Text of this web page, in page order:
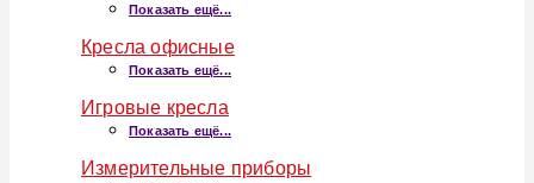
Показать ещё...
Кресла офисные
Показать ещё...
Игровые кресла
Показать ещё...
Измерительные приборы